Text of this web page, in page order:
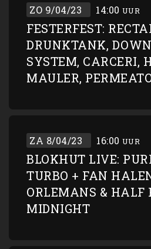
ZO 9/04/23 14:00 UUR
FESTERFEST:
DRUNKTANK,
SYSTEM, CARCERI,
MAULER,
ZA 8/04/23 16:00 UUR
BLOKHUT LIVE:
TURBO + FAN
ORLEMANS & HALF
MIDNIGHT